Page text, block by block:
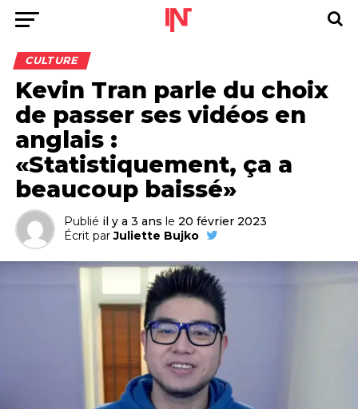
CULTURE
Kevin Tran parle du choix
de passer ses vidéos en
anglais :
«Statistiquement, ça a
beaucoup baissé»
Publié il y a 3 ans le 20 février 2023
Écrit par Juliette Bujko